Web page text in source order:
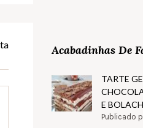
Acabadinhas De
TARTE
E
Publicado